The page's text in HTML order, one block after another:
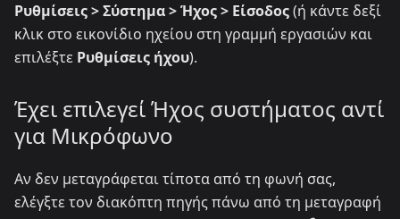
Ρυθμίσεις > Σύστημα > Ήχος > Είσοδος(ή κάντε δεξί
κλικ στο εικονίδιο ηχείου στη γραμμή εργασιών και
επιλέξτε Ρυθμίσεις ήχου).
Έχει επιλεγεί Ήχος συστήματος αντί
για Μικρόφωνο
Αν δεν μεταγράφεται τίποτα από τη φωνή σας,
ελέγξτε τον διακόπτη πηγής πάνω από τη μεταγραφή